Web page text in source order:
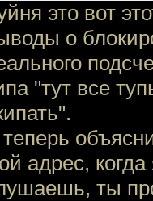
это вот
о
"тут все
адрес,
ты